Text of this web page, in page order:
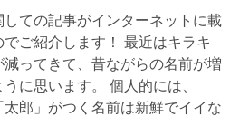
しての記事がインターネットに載
でご紹介します！ 最近はキラキ
減ってきて、昔ながらの名前が増
に思います。 個人的には、
太郎」がつく名前は新鮮でイイな